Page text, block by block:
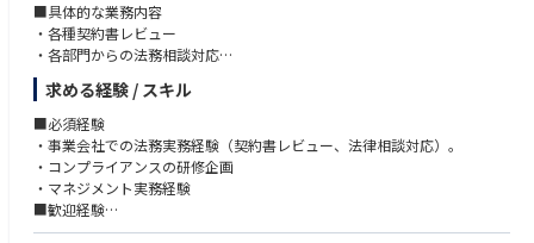
■具体的な業務内容
・各種契約書レビュー
・各部門からの法務相談対応
・取締役会等事務局運営
・コンプライアンス研修の企画立案
・株主総会問答集の法的助言
・稟議書管理・文書・規則管理
・組織マネジメント
求める経験 / スキル
■必須経験
・事業会社での法務実務経験（契約書レビュー、法律相談対応）。
・コンプライアンスの研修企画
・マネジメント実務経験
■歓迎経験
・メーカーでの業務経験